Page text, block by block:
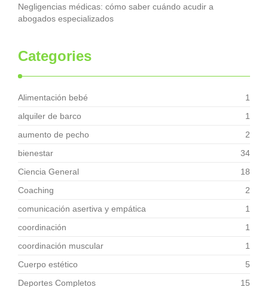
Negligencias médicas: cómo saber cuándo acudir a
abogados especializados
Categories
Alimentación bebé
1
alquiler de barco
1
aumento de pecho
2
bienestar
34
Ciencia General
18
Coaching
2
comunicación asertiva y empática
1
coordinación
1
coordinación muscular
1
Cuerpo estético
5
Deportes Completos
15